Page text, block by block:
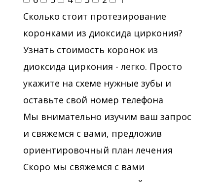
Сколько стоит протезирование
коронками из диоксида циркония?
Узнать стоимость коронок из
диоксида циркония - легко. Просто
укажите на схеме нужные зубы и
оставьте свой номер телефона
Мы внимательно изучим ваш запрос
и свяжемся с вами, предложив
ориентировочный план лечения
Скоро мы свяжемся с вами